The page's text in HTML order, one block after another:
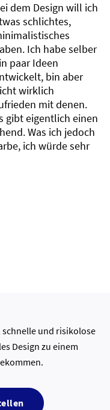
dem Design will ich
schlichtes,
Ich habe selber
paar Ideen
bin aber
wirklich
mit denen.
gibt eigentlich einen
Was ich jedoch
ich würde sehr
schnelle und risikolose
Design zu einem